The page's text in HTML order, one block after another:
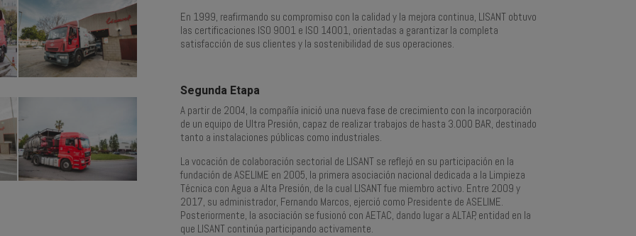
En 1999, reafirmando su compromiso con la calidad y la mejora continua, LISANT obtuvo
las certificaciones ISO 9001 e ISO 14001, orientadas a garantizar la completa
satisfacción de sus clientes y la sostenibilidad de sus operaciones.
Segunda Etapa
A partir de 2004, la compañía inició una nueva fase de crecimiento con la incorporación
de un equipo de Ultra Presión, capaz de realizar trabajos de hasta 3.000 BAR, destinado
tanto a instalaciones públicas como industriales.
La vocación de colaboración sectorial de LISANT se reflejó en su participación en la
fundación de ASELIME en 2005, la primera asociación nacional dedicada a la Limpieza
Técnica con Agua a Alta Presión, de la cual LISANT fue miembro activo. Entre 2009 y
2017, su administrador, Fernando Marcos, ejerció como Presidente de ASELIME.
Posteriormente, la asociación se fusionó con AETAC, dando lugar a ALTAP, entidad en la
que LISANT continúa participando activamente.